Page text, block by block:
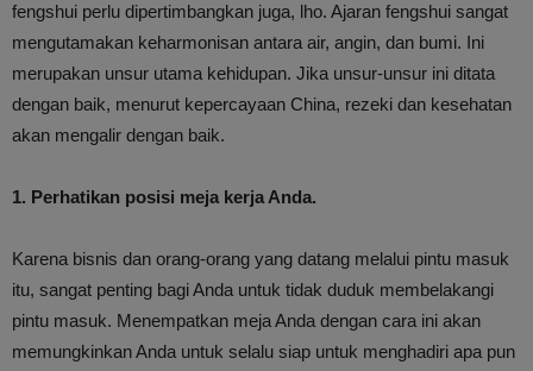
fengshui perlu dipertimbangkan juga, lho. Ajaran fengshui sangat
mengutamakan keharmonisan antara air, angin, dan bumi. Ini
merupakan unsur utama kehidupan. Jika unsur-unsur ini ditata
dengan baik, menurut kepercayaan China, rezeki dan kesehatan
akan mengalir dengan baik.
1. Perhatikan posisi meja kerja Anda.
Karena bisnis dan orang-orang yang datang melalui pintu masuk
itu, sangat penting bagi Anda untuk tidak duduk membelakangi
pintu masuk. Menempatkan meja Anda dengan cara ini akan
memungkinkan Anda untuk selalu siap untuk menghadiri apa pun